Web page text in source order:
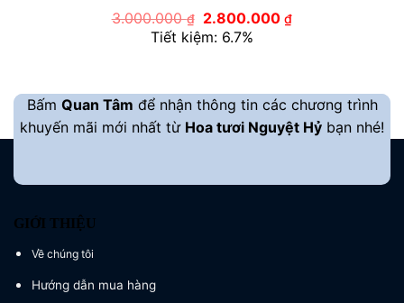
3.000.000₫
Giá
gốc
là:
2.800.000₫Giá
Tiết kiệm: 6.7%
Bấm Quan Tâm để nhận thông tin các chương trình
khuyến mãi mới nhất từ Hoa tươi Nguyệt Hỷ bạn nhé!
GIỚI THIỆU
Về chúng tôi
Hướng dẫn mua hàng